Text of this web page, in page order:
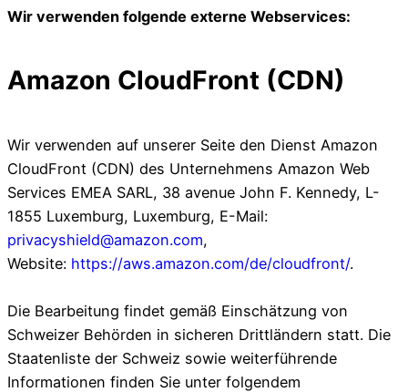
Wir verwenden folgende externe Webservices:
Amazon CloudFront (CDN)
Wir verwenden auf unserer Seite den Dienst Amazon
CloudFront (CDN) des Unternehmens Amazon Web
Services EMEA SARL, 38 avenue John F. Kennedy, L-
1855 Luxemburg, Luxemburg, E-Mail:
privacyshield@amazon.com,
Website: https://aws.amazon.com/de/cloudfront/.
Die Bearbeitung findet gemäß Einschätzung von
Schweizer Behörden in sicheren Drittländern statt. Die
Staatenliste der Schweiz sowie weiterführende
Informationen finden Sie unter folgendem